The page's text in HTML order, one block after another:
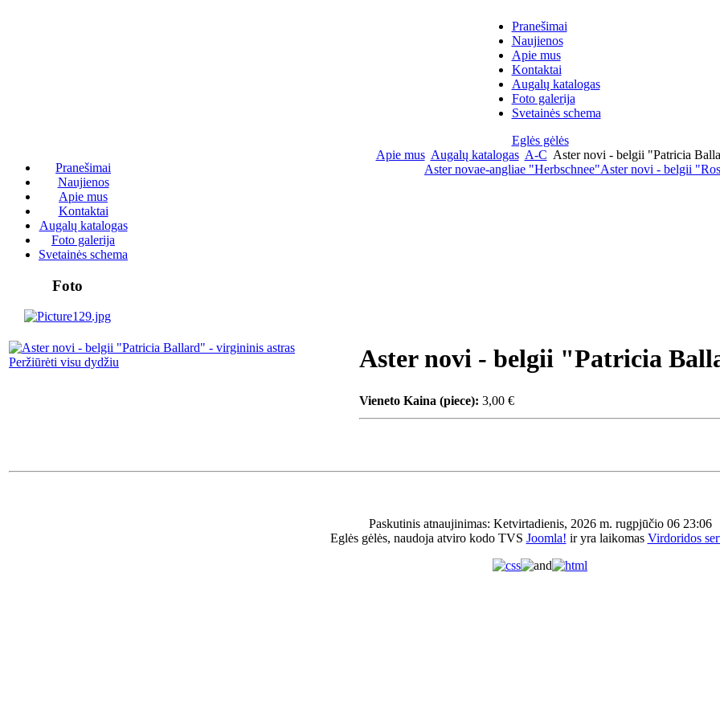
Pranešimai
Naujienos
Apie mus
Kontaktai
Augalų katalogas
Foto galerija
Svetainės schema
Eglės gėlės
Pranešimai
Naujienos
Apie mus
Kontaktai
Augalų katalogas
Foto galerija
Svetainės schema
Foto
Apie mus Augalų katalogas A-C Aster novi - belgii "Patricia
Aster novae-angliae "Herbschnee"Aster novi - belgii
Peržiūrėti visu dydžiu Aster novi - belgii "Patricia
Vieneto Kaina (piece): 3,00 €
Paskutinis atnaujinimas: Ketvirtadienis, 2026 m. rugpjūčio 06 23:06
Eglės gėlės, naudoja atviro kodo TVS Joomla! ir yra laikomas Virdoridos